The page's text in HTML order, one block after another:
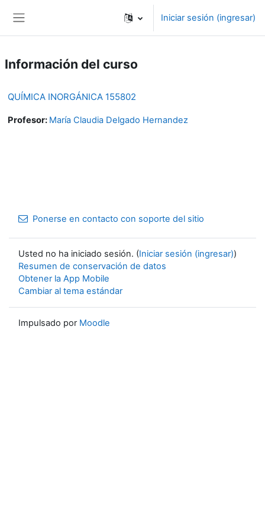
Iniciar sesión (ingresar)
Información del curso
QUÍMICA INORGÁNICA 155802
Profesor: María Claudia Delgado Hernandez
Ponerse en contacto con soporte del sitio
Usted no ha iniciado sesión. (Iniciar sesión (ingresar))
Resumen de conservación de datos
Obtener la App Mobile
Cambiar al tema estándar
Impulsado por Moodle